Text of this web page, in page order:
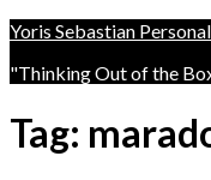
Yoris Sebastian
"Thinking Out of the
Tag: